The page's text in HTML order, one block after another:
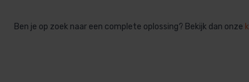
Ben je op zoek naar een complete oplossing? Bekijk dan onze